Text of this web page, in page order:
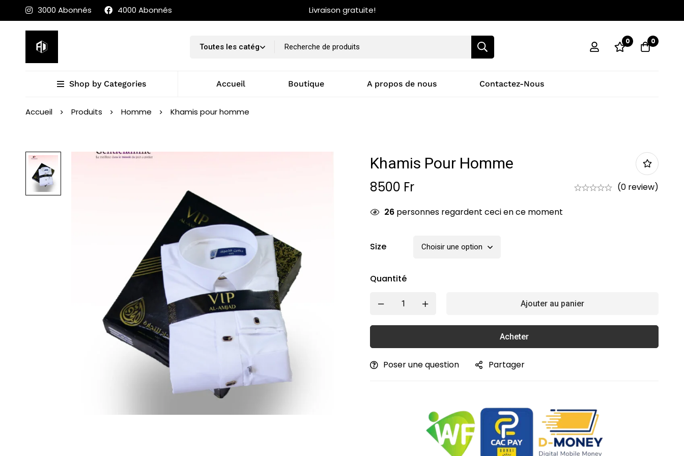
3000 Abonnés 4000 Abonnés Livraison gratuite!
0 0
Shop by Categories Accueil Boutique A propos de nous Contactez-Nous
Accueil Produits Homme Khamis pour homme
Khamis Pour Homme
8500 Fr (0 review)
26 personnes regardent ceci en ce moment
Size
Quantité
Ajouter au panier
Acheter
Poser une question Partager